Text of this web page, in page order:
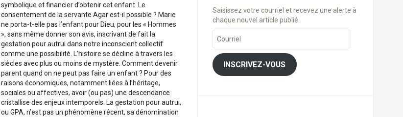
symbolique et financier d’obtenir cet enfant. Le
consentement de la servante Agar est-il possible ? Marie
ne porta-t-elle pas l’enfant pour Dieu, pour les « Hommes
», sans même donner son avis, inscrivant de fait la
gestation pour autrui dans notre inconscient collectif
comme une possibilité. L’histoire se décline à travers les
siècles avec plus ou moins de mystère. Comment devenir
parent quand on ne peut pas faire un enfant ? Pour des
raisons économiques, notamment liées à l’héritage,
sociales ou affectives, avoir (ou pas) une descendance
cristallise des enjeux intemporels. La gestation pour autrui,
ou GPA, n’est pas un phénomène récent, sa dénomination
Saisissez votre courriel et recevez une alerte à
chaque nouvel article publié.
Courriel
INSCRIVEZ-VOUS